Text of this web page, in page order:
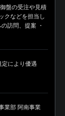
盤の受注や見積
クなどを担当し
訪問、提案 ・
により優遇
業部 阿南事業